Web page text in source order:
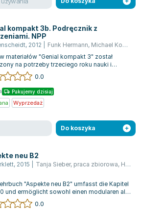
kompakt 3b. Podręcznik z
NPP
, 2012 Funk Hermann, Michael Koenig
materiałów "Genial kompakt 3" został
na potrzeby trzeciego roku nauki i
dwa podręczniki z ćwiczeniami, o...
0.0
Pakujemy dzisiaj
Wyprzedaż
Do koszyka
neu B2
, 2015 Tanja Sieber, praca zbiorowa, Helen Schmitz
"Aspekte neu B2" umfasst die Kapitel
und ermöglicht sowohl einen modularen als
linearen Unterrich...
0.0